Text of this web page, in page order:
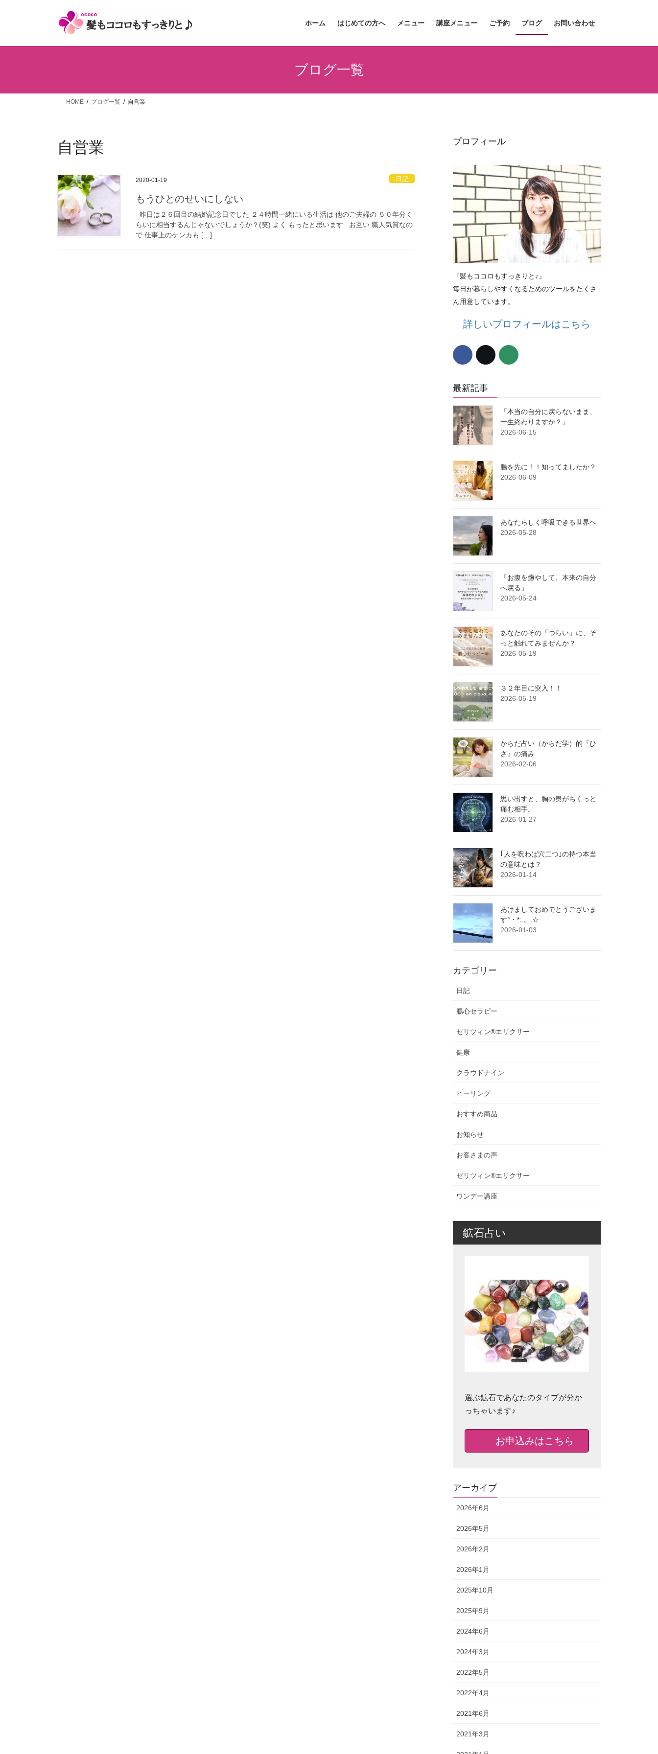
ホーム はじめての方へ メニュー 講座メニュー ご予約 ブログ お問い合わせ
ブログ一覧
HOME ブログ一覧 自営業
自営業
2020-01-19 日記
もうひとのせいにしない
昨日は２６回目の結婚記念日でした ２４時間一緒にいる生活は 他のご夫婦の ５０年分く
らいに相当するんじゃないでしょうか？(笑) よく もったと思います お互い 職人気質なの
で 仕事上のケンカも […]
プロフィール
『髪もココロもすっきりと♪』
毎日が暮らしやすくなるためのツールをたくさ
ん用意しています。
詳しいプロフィールはこちら
最新記事
「本当の自分に戻らないまま、
一生終わりますか？」
2026-06-15
腸を先に！！知ってましたか？
2026-06-09
あなたらしく呼吸できる世界へ
2026-05-28
「お腹を癒やして、本来の自分
へ戻る」
2026-05-24
あなたのその「つらい」に、そ
っと触れてみませんか？
2026-05-19
３２年目に突入！！
2026-05-19
からだ占い（からだ学）的『ひ
ざ』の痛み
2026-02-06
思い出すと、胸の奥がちくっと
痛む相手。
2026-01-27
｢人を呪わば穴二つ｣の持つ本当
の意味とは？
2026-01-14
あけましておめでとうございま
す°・*:.。.☆
2026-01-03
カテゴリー
日記
腸心セラピー
ゼリツィン®エリクサー
健康
クラウドナイン
ヒーリング
おすすめ商品
お知らせ
お客さまの声
ゼリツィン®️エリクサー
ワンデー講座
鉱石占い
選ぶ鉱石であなたのタイプが分か
っちゃいます♪
お申込みはこちら
アーカイブ
2026年6月
2026年5月
2026年2月
2026年1月
2025年10月
2025年9月
2024年6月
2024年3月
2022年5月
2022年4月
2021年6月
2021年3月